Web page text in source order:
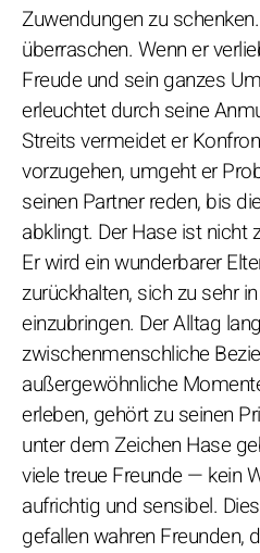
Zuwendungen zu
überraschen. Wenn er
Freude und sein ganzes
erleuchtet durch seine
Streits vermeidet er
vorzugehen, umgeht er
seinen Partner reden, bis
abklingt. Der Hase ist
Er wird ein wunderbarer
zurückhalten, sich zu sehr
einzubringen. Der Alltag
zwischenmenschliche
außergewöhnliche
erleben, gehört zu seinen
unter dem Zeichen Hase
viele treue Freunde — kein
aufrichtig und sensibel.
gefallen wahren Freunden,